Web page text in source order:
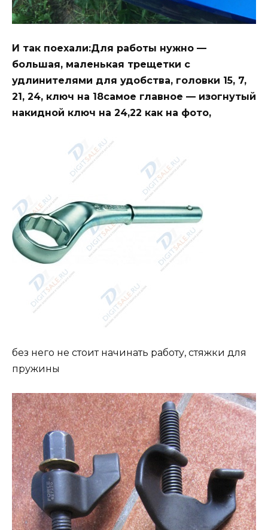
И так поехали:Для работы нужно —
большая, маленькая трещетки с
удлинителями для удобства, головки 15, 7,
21, 24, ключ на 18самое главное — изогнутый
накидной ключ на 24,22 как на фото,
без него не стоит начинать работу, стяжки для
пружины